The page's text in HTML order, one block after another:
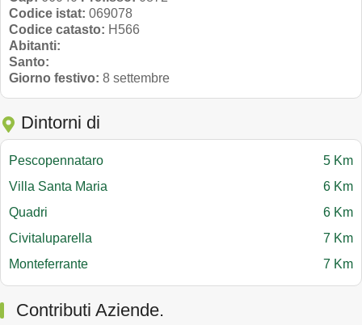
Codice istat: 069078
Codice catasto: H566
Abitanti:
Santo:
Giorno festivo: 8 settembre
Dintorni di
Pescopennataro
5 Km
Villa Santa Maria
6 Km
Quadri
6 Km
Civitaluparella
7 Km
Monteferrante
7 Km
Contributi Aziende.